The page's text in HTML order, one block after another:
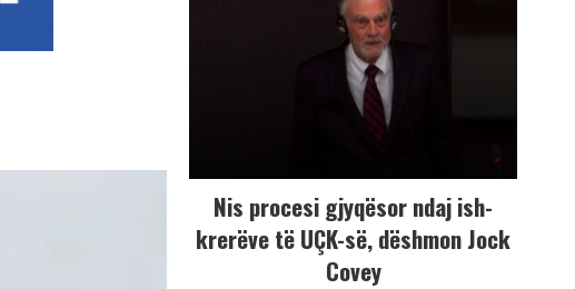
Nis procesi gjyqësor ndaj ish-
krerëve të UÇK-së, dëshmon Jock
Covey